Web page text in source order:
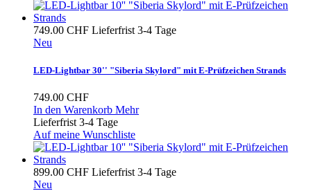
749.00 CHF Lieferfrist 3-4 Tage
Neu
LED-Lightbar 30'' "Siberia Skylord" mit E-Prüfzeichen Strands
749.00 CHF
In den Warenkorb Mehr
Lieferfrist 3-4 Tage
Auf meine Wunschliste
899.00 CHF Lieferfrist 3-4 Tage
Neu